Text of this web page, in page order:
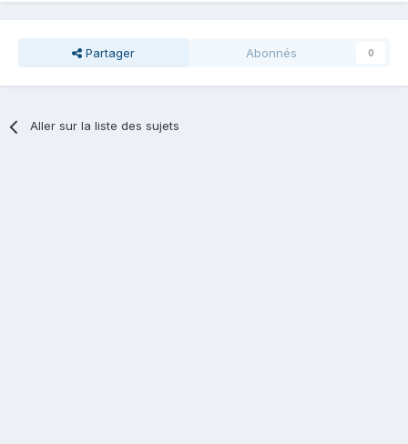
Partager Abonnés 0
Aller sur la liste des sujets